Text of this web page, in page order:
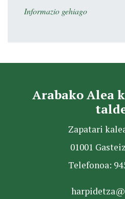
Informazio gehiago
Arabako Alea
Zapatari
01001
Telefonoa: